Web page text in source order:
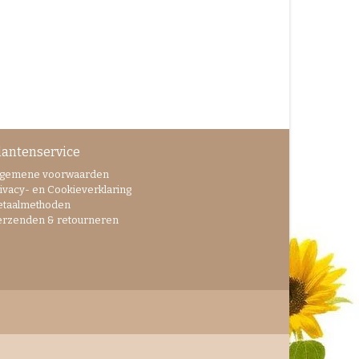
voorwaarden
en Cookieverklaring
& retourneren